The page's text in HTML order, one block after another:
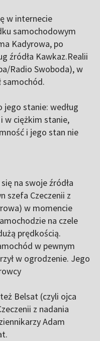
w internecie
samochodowym
Kadyrowa, po
źródła Kawkaz.Realii
Radio Swoboda), w
samochód.
jego stanie: według
w ciężkim stanie,
i jego stan nie
na swoje źródła
szefa Czeczenii z
w momencie
na czele
prędkością.
w pewnym
w ogrodzenie. Jego
Belsat (czyli ojca
z nadania
Adam
.